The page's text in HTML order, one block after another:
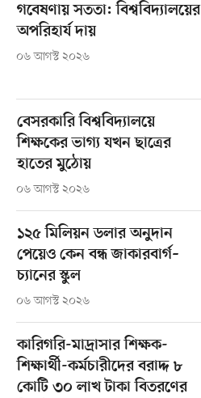
গবেষণায় সততা: বিশ্ববিদ্যালয়ের
অপরিহার্য দায়
০৬ আগস্ট ২০২৬
বেসরকারি বিশ্ববিদ্যালয়ে
শিক্ষকের ভাগ্য যখন ছাত্রের
হাতের মুঠোয়
০৬ আগস্ট ২০২৬
১২৫ মিলিয়ন ডলার অনুদান
পেয়েও কেন বন্ধ জাকারবার্গ–
চ্যানের স্কুল
০৬ আগস্ট ২০২৬
কারিগরি-মাদ্রাসার শিক্ষক-
শিক্ষার্থী-কর্মচারীদের বরাদ্দ ৮
কোটি ৩০ লাখ টাকা বিতরণের